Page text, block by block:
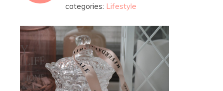
categories: Lifestyle